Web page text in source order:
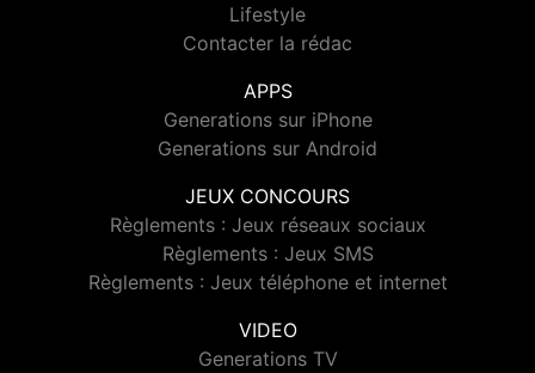
Lifestyle
Contacter la rédac
APPS
Generations sur iPhone
Generations sur Android
JEUX CONCOURS
Règlements : Jeux réseaux sociaux
Règlements : Jeux SMS
Règlements : Jeux téléphone et internet
VIDEO
Generations TV